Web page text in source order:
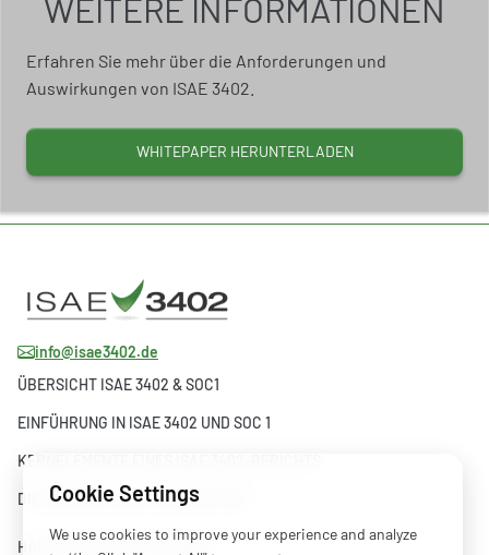
WEITERE INFORMATIONEN
Erfahren Sie mehr über die Anforderungen und
Auswirkungen von ISAE 3402.
WHITEPAPER HERUNTERLADEN
info@isae3402.de
ÜBERSICHT ISAE 3402 & SOC1
EINFÜHRUNG IN ISAE 3402 UND SOC 1
KERNELEMENTE EINES ISAE 3402-BERICHTS
DIE ENTWICKLUNG VON ISAE 3402
HÄUFIG GESTELLTE FRAGEN
Cookie Settings
We use cookies to improve your experience and analyze